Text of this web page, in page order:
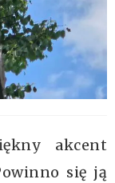
akcent
się ją